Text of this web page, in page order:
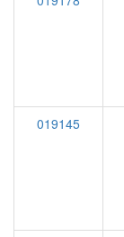
019145